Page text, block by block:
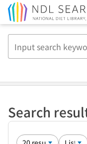
Search